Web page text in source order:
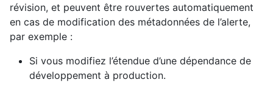
révision, et peuvent être rouvertes automatiquement
en cas de modification des métadonnées de l’alerte,
par exemple :
Si vous modifiez l’étendue d’une dépendance de
développement à production.